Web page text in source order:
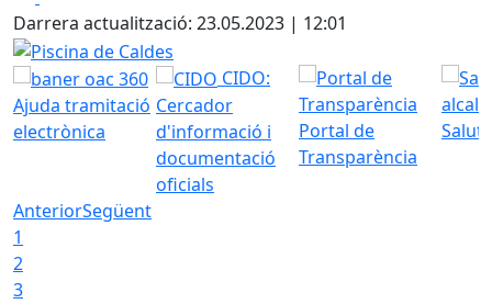
Darrera actualització: 23.05.2023 | 12:01
Piscina de Caldes
Ajuda tramitació
electrònica
CIDO:
Cercador
d'informació i
documentació
oficials
Portal de
Transparència
AnteriorSegüent
1
2
3